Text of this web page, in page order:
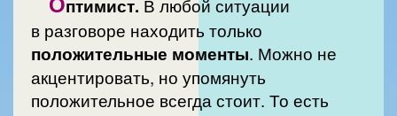
птимист.
в разговоре находить только
положительные моменты. Можно не
акцентировать, но упомянуть
положительное всегда стоит. То есть